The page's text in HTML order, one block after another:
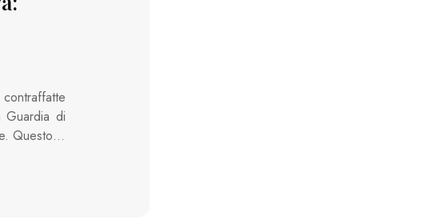
Guardia di
Questo…